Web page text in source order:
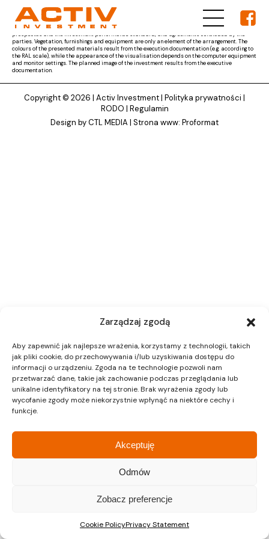
Zarządzaj zgodą
Aby zapewnić jak najlepsze wrażenia, korzystamy z technologii, takich
jak pliki cookie, do przechowywania i/lub uzyskiwania dostępu do
informacji o urządzeniu. Zgoda na te technologie pozwoli nam
przetwarzać dane, takie jak zachowanie podczas przeglądania lub
unikalne identyfikatory na tej stronie. Brak wyrażenia zgody lub
wycofanie zgody może niekorzystnie wpłynąć na niektóre cechy i
funkcje.
Akceptuję
Odmów
Zobacz preferencje
Cookie PolicyPrivacy Statement
The materials presented on ACTIV Investment's website are for reference only and the subject
matter of the developer's obligation results from the parties' agreement and the project
documentation approved by the competent authority, as well as other documents, i.e. the
prospectus and the investment performance standard, and agreements concluded by the
parties. Vegetation, furnishings and equipment are only an element of the arrangement. The
colours of the presented materials result from the execution documentation (e.g. according to
the RAL scale), while the appearance of the visualisation depends on the computer equipment
and monitor settings. The planned image of the investment results from the executive
documentation.
Copyright © 2026 | Activ Investment| Polityka prywatności |
RODO | Regulamin
Design by CTL MEDIA | Strona www: Proformat